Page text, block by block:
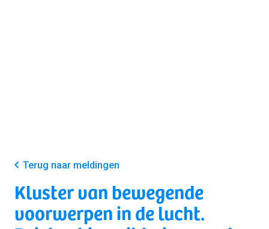
Terug naar meldingen
Kluster van bewegende
voorwerpen in de lucht.